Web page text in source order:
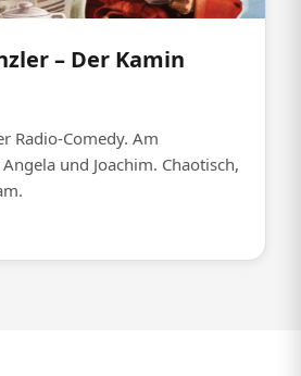
– Der Kamin
Radio-Comedy. Am
und Joachim. Chaotisch,